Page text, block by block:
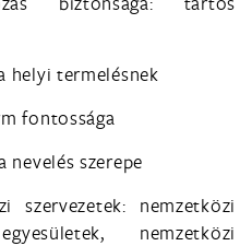
helyi termelésnek
fontossága
nevelés szerepe
szervezetek: nemzetközi
nemzetközi